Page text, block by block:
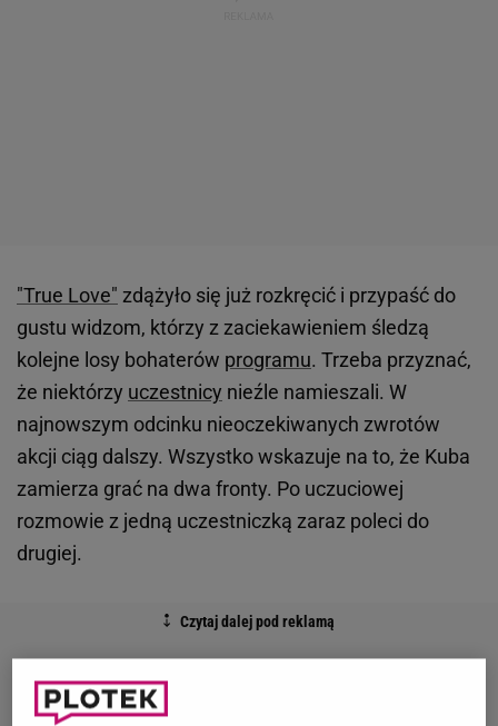
"True Love" zdążyło się już rozkręcić i przypaść do
gustu widzom, którzy z zaciekawieniem śledzą
kolejne losy bohaterów programu. Trzeba przyznać,
że niektórzy uczestnicy nieźle namieszali. W
najnowszym odcinku nieoczekiwanych zwrotów
akcji ciąg dalszy. Wszystko wskazuje na to, że Kuba
zamierza grać na dwa fronty. Po uczuciowej
rozmowie z jedną uczestniczką zaraz poleci do
drugiej.